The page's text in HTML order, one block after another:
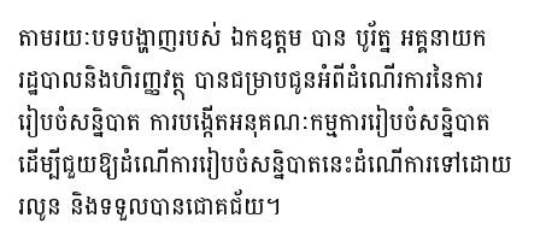
តាមរយៈបទបង្ហាញរបស់ ឯកឧត្តម បាន បូរ័ត្ន អគ្គនាយក
រដ្ឋបាលនិងហិរញ្ញវត្ថុ បានជម្រាបជូនអំពីដំណើរការនៃការ
រៀបចំសន្និបាត ការបង្កើតអនុគណៈកម្មការរៀបចំសន្និបាត
ដើម្បីជួយឱ្យដំណើការរៀបចំសន្និបាតនេះដំណើការទៅដោយ
រលូន និងទទួលបានជោគជ័យ។